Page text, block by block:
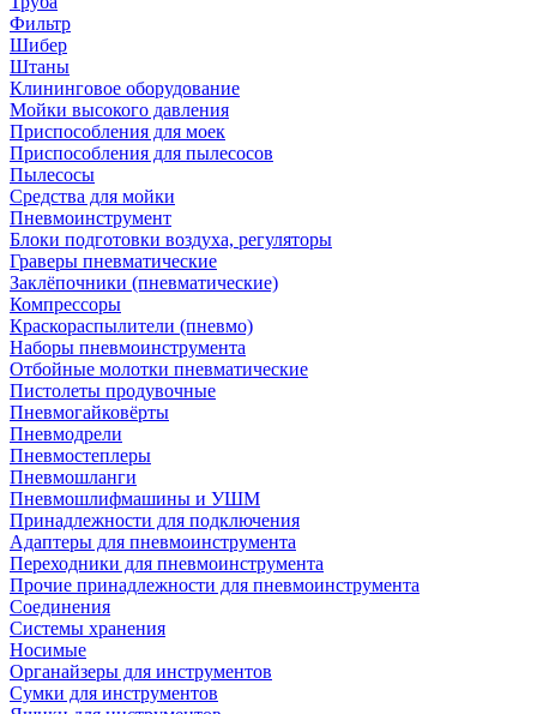
Фильтр
Шибер
Штаны
Клининговое оборудование
Мойки высокого давления
Приспособления для моек
Приспособления для пылесосов
Пылесосы
Средства для мойки
Пневмоинструмент
Блоки подготовки воздуха, регуляторы
Граверы пневматические
Заклёпочники (пневматические)
Компрессоры
Краскораспылители (пневмо)
Наборы пневмоинструмента
Отбойные молотки пневматические
Пистолеты продувочные
Пневмогайковёрты
Пневмодрели
Пневмостеплеры
Пневмошланги
Пневмошлифмашины и УШМ
Принадлежности для подключения
Адаптеры для пневмоинструмента
Переходники для пневмоинструмента
Прочие принадлежности для пневмоинструмента
Соединения
Системы хранения
Носимые
Органайзеры для инструментов
Сумки для инструментов